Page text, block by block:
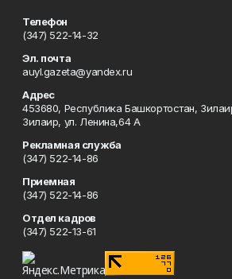
Телефон
(347) 522-14-32
Эл. почта
auyl.gazeta@yandex.ru
Адрес
453680, Республика Башкортостан,
Зилаир, ул. Ленина,64 А
Рекламная служба
(347) 522-14-86
Приемная
(347) 522-14-86
Отдел кадров
(347) 522-13-61